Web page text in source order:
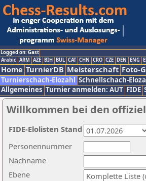
Logged on: Gast
Arabic ARM AZE BIH BUL CAT CHN CRO CZE DEN ENG
Home TurnierDB Meisterschaft Foto-
Turnierschach-Elozahl Schnellschach-
Allgemeines Turnier anmelden: AUT FIDE
Willkommen bei den
Nachname
Ebene
Personennummer
FIDE-Elolisten Stand